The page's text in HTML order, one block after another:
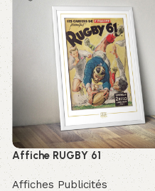
Affiche RUGBY 61
Affiches Publicités